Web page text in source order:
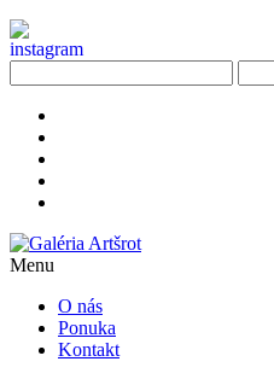
Menu
O nás
Ponuka
Kontakt